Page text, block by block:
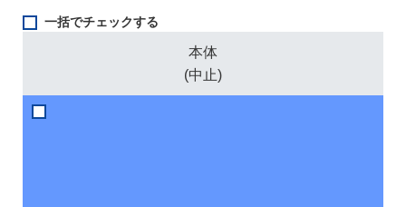
一括でチェックする
本体
(中止)